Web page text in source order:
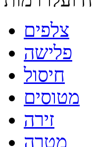
צלפים
פלישה
חיסול
מטוסים
זירה
מטרה